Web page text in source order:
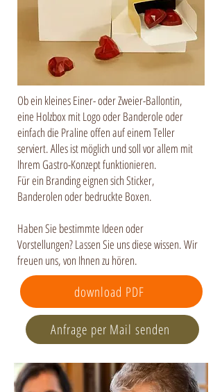
Ob ein kleines Einer- oder Zweier-Ballontin,
eine Holzbox mit Logo oder Banderole oder
einfach die Praline offen auf einem Teller
serviert. Alles ist möglich und soll vor allem mit
Ihrem Gastro-Konzept funktionieren.
Für ein Branding eignen sich Sticker,
Banderolen oder bedruckte Boxen.
Haben Sie bestimmte Ideen oder
Vorstellungen? Lassen Sie uns diese wissen. Wir
freuen uns, von Ihnen zu hören.
download PDF
Anfrage per Mail senden